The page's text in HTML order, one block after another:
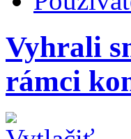
Vyhrali
rámci